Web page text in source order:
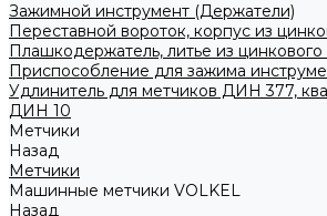
Зажимной инструмент (Держатели)
Переставной вороток, корпус из
Плашкодержатель, литье из цинкового
Приспособление для зажима
Удлинитель для метчиков ДИН 377,
ДИН 10
Метчики
Назад
Метчики
Машинные метчики VOLKEL
Назад